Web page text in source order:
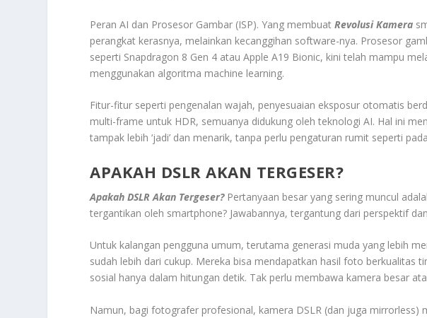
Peran AI dan Prosesor Gambar (ISP). Yang membuatRevolusi Kamera
perangkat kerasnya, melainkan kecanggihan software-nya. Prosesor
seperti Snapdragon 8 Gen 4 atau Apple A19 Bionic, kini telah mampu
menggunakan algoritma machine learning.
Fitur-fitur seperti pengenalan wajah, penyesuaian eksposur otomatis
multi-frame untuk HDR, semuanya didukung oleh teknologi AI. Hal ini
tampak lebih ‘jadi’ dan menarik, tanpa perlu pengaturan rumit seperti
APAKAH DSLR AKAN TERGESER?
Apakah DSLR Akan Tergeser?Pertanyaan besar yang sering muncul
tergantikan oleh smartphone? Jawabannya, tergantung dari perspektif
Untuk kalangan pengguna umum, terutama generasi muda yang lebih
sudah lebih dari cukup. Mereka bisa mendapatkan hasil foto berkualitas
sosial hanya dalam hitungan detik. Tak perlu membawa kamera besar
Namun, bagi fotografer profesional, kamera DSLR (dan juga mirrorless)